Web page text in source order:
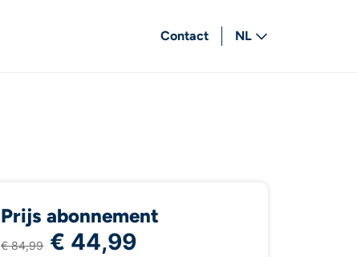
Contact
NL
Prijs abonnement
€ 84,99 € 44,99